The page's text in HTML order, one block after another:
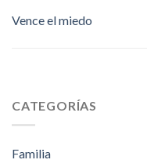
Vence el miedo
CATEGORÍAS
Familia